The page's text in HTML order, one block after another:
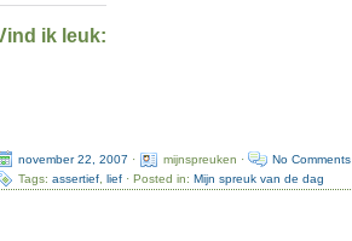
ik leuk:
november 22, 2007 · mijnspreuken ·
No Comments
Tags:assertief ,lief · Posted in:Mijn spreuk van de dag